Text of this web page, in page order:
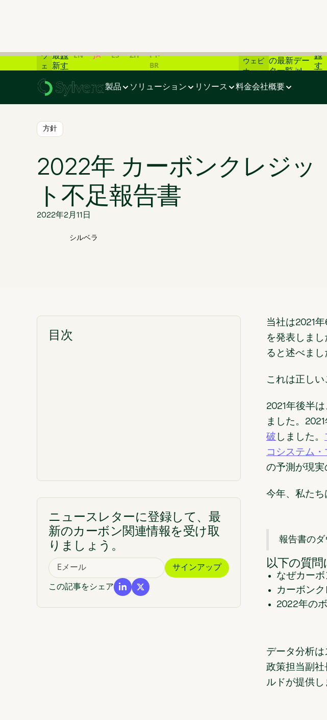
ウ
ェ
ナ
ー
最
新
ー
📊
録
す
EN JA ES ZH
PT-
BR
ライブ
ウェビ
ナー
📊 炭素市場
の最新デー
タ一覧 📊
録
す
製品
ソリューション リソース 料金会社概要
方針
2022年 カーボンクレジッ
ト不足報告書
2022年2月11日
シルベラ
目次
ニュースレターに登録して、最
新のカーボン関連情報を受け取
りましょう。
この記事をシェア
当社は2021年
を発表しま
ると述べまし
これは正しい
2021年後半
ました。
破 しました。
コシステム
の予測が現実
今年、私たち
報告書のダ
以下の質問
なぜカー
カーボン
2022年の
データ分析は
政策担当副
ルドが提供し